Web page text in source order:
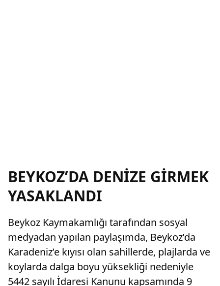
BEYKOZ’DA DENİZE GİRMEK
YASAKLANDI
Beykoz Kaymakamlığı tarafından sosyal
medyadan yapılan paylaşımda, Beykoz’da
Karadeniz’e kıyısı olan sahillerde, plajlarda ve
koylarda dalga boyu yüksekliği nedeniyle
5442 sayılı İdaresi Kanunu kapsamında 9